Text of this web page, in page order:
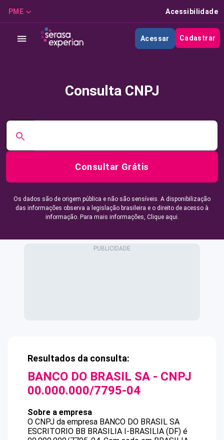
PME Acessibilidade
Acessar Cadastrar
Consulta CNPJ
Consultar Grátis
Os dados são de origem pública e não são sensíveis. A disponibilização
das informações observa a legislação brasileira e o direito de acesso à
informação. Para mais informações, Clique aqui.
Resultados da consulta:
BANCO DO BRASIL SA - CNPJ
00.000.000/7795-04
Sobre a empresa
O CNPJ da empresa BANCO DO BRASIL SA
ESCRITORIO BB BRASILIA I-BRASILIA (DF) é